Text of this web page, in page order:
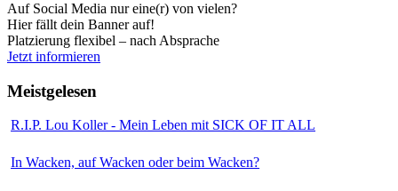
Auf Social Media nur eine(r) von vielen?
Hier fällt dein Banner auf!
Platzierung flexibel – nach Absprache
Jetzt informieren
Meistgelesen
R.I.P. Lou Koller - Mein Leben mit SICK OF IT ALL
In Wacken, auf Wacken oder beim Wacken?